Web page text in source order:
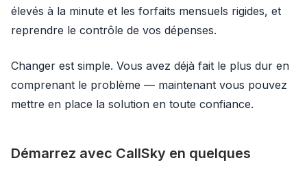
élevés à la minute et les forfaits mensuels rigides, et
reprendre le contrôle de vos dépenses.
Changer est simple. Vous avez déjà fait le plus dur en
comprenant le problème — maintenant vous pouvez
mettre en place la solution en toute confiance.
Démarrez avec CallSky en quelques